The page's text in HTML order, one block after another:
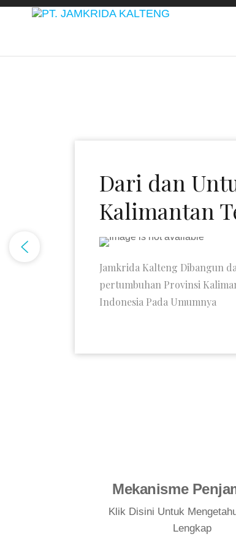
Tengah
Dari dan
Kalimantan
Jamkrida Kalteng Dibangun
pertumbuhan Provinsi
Indonesia Pada Umumnya
Mekanisme
Klik Disini Untuk
Lengkap